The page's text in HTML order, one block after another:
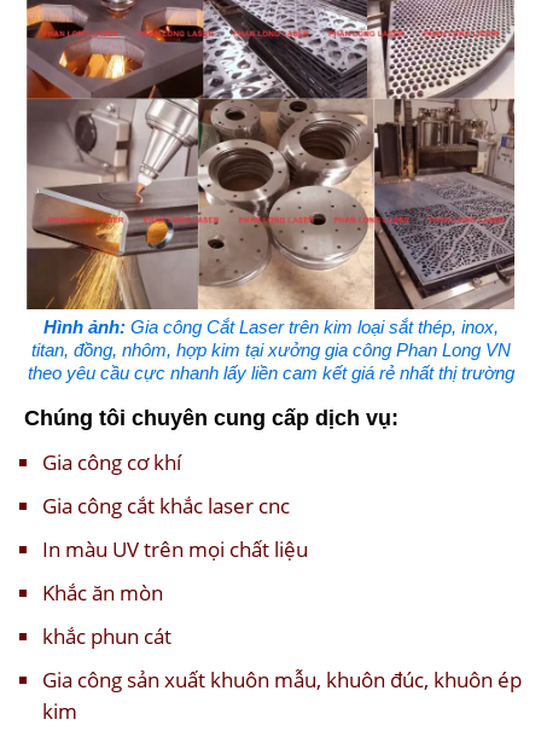
Hình ảnh:Gia công Cắt Laser trên kim loại sắt thép, inox,
titan, đồng, nhôm, hợp kim tại xưởng gia công Phan Long VN
theo yêu cầu cực nhanh lấy liền cam kết giá rẻ nhất thị trường
Chúng tôi chuyên cung cấp dịch vụ:
Gia công cơ khí
Gia công cắt khắc laser cnc
In màu UV trên mọi chất liệu
Khắc ăn mòn
khắc phun cát
Gia công sản xuất khuôn mẫu, khuôn đúc, khuôn ép
kim